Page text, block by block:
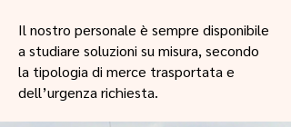
Il nostro personale è sempre disponibile
a studiare soluzioni su misura, secondo
la tipologia di merce trasportata e
dell’urgenza richiesta.